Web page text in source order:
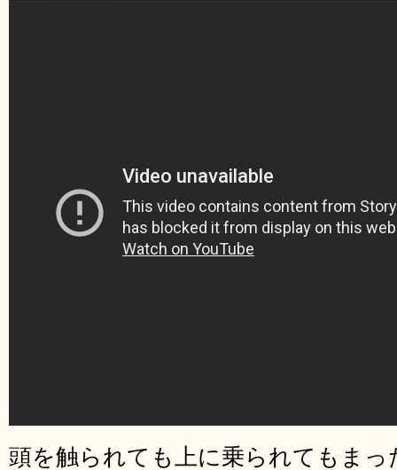
頭を触られても上に乗られてもま